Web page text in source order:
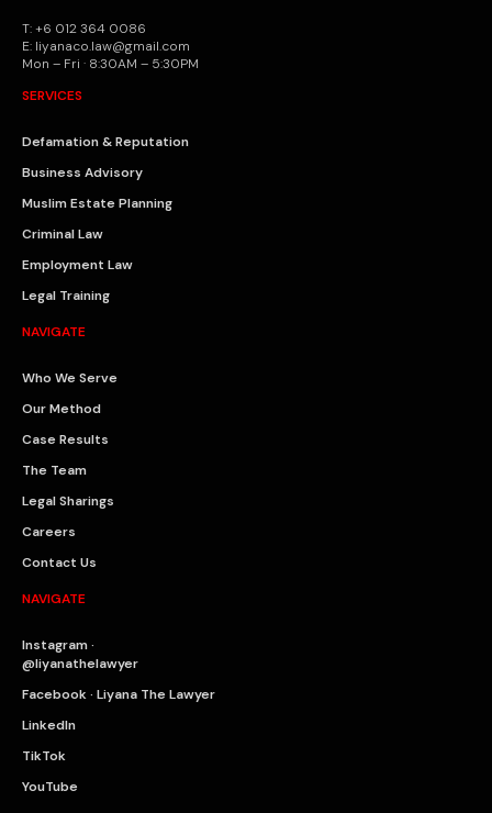
T: +6 012 364 0086
E: liyanaco.law@gmail.com
Mon – Fri · 8:30AM – 5:30PM
SERVICES
Defamation & Reputation
Business Advisory
Muslim Estate Planning
Criminal Law
Employment Law
Legal Training
NAVIGATE
Who We Serve
Our Method
Case Results
The Team
Legal Sharings
Careers
Contact Us
NAVIGATE
Instagram ·
@liyanathelawyer
Facebook · Liyana The Lawyer
LinkedIn
TikTok
YouTube